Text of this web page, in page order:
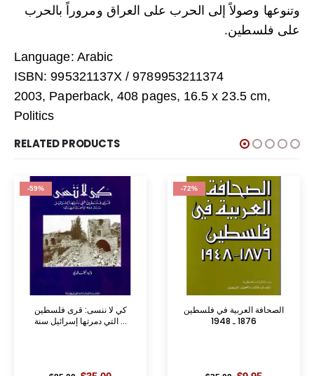
وتنوعها وصولاً إلى الحرب على العراق ومروراً بالحرب
على فلسطين.
Language: Arabic
ISBN: 995321137X / 9789953211374
2003, Paperback, 408 pages, 16.5 x 23.5 cm,
Politics
RELATED PRODUCTS
-59%
كي لا ننسى: قرى فلسطين
التي دمرتها إسرائيل سنة ...
-72%
الصحافة العربية في فلسطين
1876 ـ 1948